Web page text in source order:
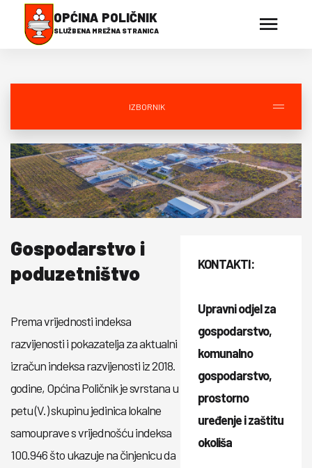
OPĆINA POLIČNIK
SLUŽBENA MREŽNA STRANICA
IZBORNIK
Gospodarstvo i
poduzetništvo
Prema vrijednosti indeksa
razvijenosti i pokazatelja za aktualni
izračun indeksa razvijenosti iz 2018.
godine, Općina Poličnik je svrstana u
petu (V.) skupinu jedinica lokalne
samouprave s vrijednošću indeksa
100.946 što ukazuje na činjenicu da
KONTAKTI:
Upravni odjel za
gospodarstvo,
komunalno
gospodarstvo,
prostorno
uređenje i zaštitu
okoliša